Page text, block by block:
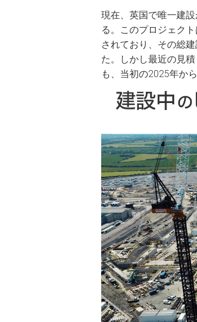
現在、英国で唯一建
る。このプロジェク
されており、その総
た。しかし最近の見
も、当初の2025年か